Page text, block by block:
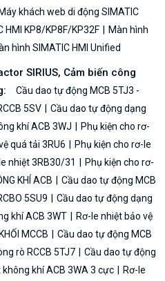
Máy khách web di động SIMATIC
HMI KP8/KP8F/KP32F
Màn hình
hình SIMATIC HMI Unified
SIRIUS, Cảm biến công
Cầu dao tự động MCB 5TJ3 -
5SV
Cầu dao tự động dạng
khí ACB 3WJ
Phụ kiện cho rơ-
quá tải 3RU6
Phụ kiện cho rơ-le
nhiệt 3RB30/31
Phụ kiện cho rơ-
KHÍ ACB
Cầu dao tự động MCB
5SU9
Cầu dao tự động dạng
khí ACB 3WT
Rơ-le nhiệt bảo vệ
MCCB
Cầu dao tự động MCB
rò RCCB 5TJ7
Cầu dao tự động
không khí ACB 3WA 3 cực
Rơ-le